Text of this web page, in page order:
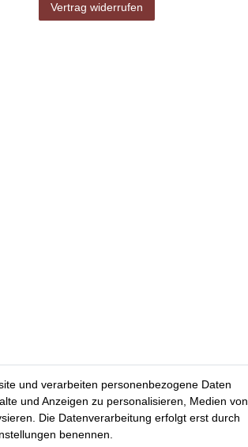
Vertrag widerrufen
und verarbeiten personenbezogene Daten
und Anzeigen zu personalisieren, Medien von
Die Datenverarbeitung erfolgt erst durch
benennen.